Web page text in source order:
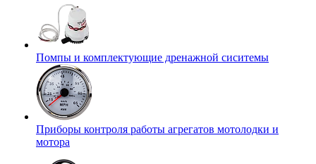
Помпы и комплектующие дренажной сиситемы
Приборы контроля работы агрегатов мотолодки и
мотора